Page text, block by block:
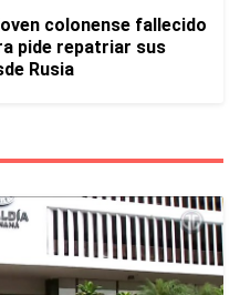
colonense fallecido
pide repatriar sus
Rusia